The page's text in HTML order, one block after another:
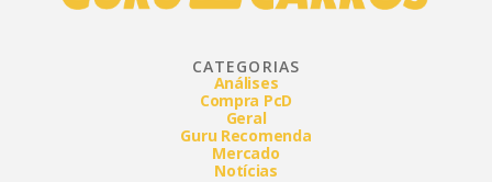
CATEGORIAS
Análises
Compra PcD
Geral
Guru Recomenda
Mercado
Notícias